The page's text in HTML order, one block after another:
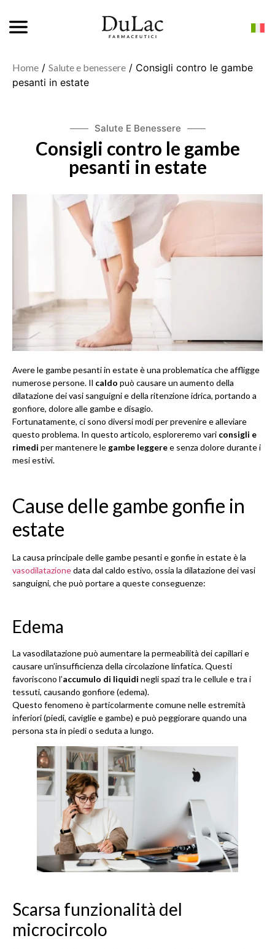
Home / Salute e benessere / Consigli contro le gambe
pesanti in estate
Salute E Benessere
Consigli contro le gambe
pesanti in estate
Avere le gambe pesanti in estate è una problematica che affligge
numerose persone. Il caldo può causare un aumento della
dilatazione dei vasi sanguigni e della ritenzione idrica, portando a
gonfiore, dolore alle gambe e disagio.
Fortunatamente, ci sono diversi modi per prevenire e alleviare
questo problema. In questo articolo, esploreremo vari consigli e
rimedi per mantenere legambe leggeree senza dolore durante i
mesi estivi.
Cause delle gambe gonfie in
estate
La causa principale delle gambe pesanti e gonfie in estate è la
vasodilatazionedata dal caldo estivo, ossia la dilatazione dei vasi
sanguigni, che può portare a queste conseguenze:
Edema
La vasodilatazione può aumentare la permeabilità dei capillari e
causare un’insufficienza della circolazione linfatica. Questi
favoriscono l’accumulo di liquidi negli spazi tra le cellule e tra i
tessuti, causando gonfiore (edema).
Questo fenomeno è particolarmente comune nelle estremità
inferiori (piedi, caviglie e gambe) e può peggiorare quando una
persona sta in piedi o seduta a lungo.
Scarsa funzionalità del
microcircolo